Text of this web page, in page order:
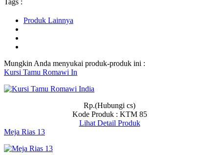
Produk Lainnya
Mungkin Anda menyukai produk-produk ini :
Kursi Tamu Romawi In
Rp.(Hubungi cs)
Kode Produk : KTM 85
Lihat Detail Produk
Meja Rias 13